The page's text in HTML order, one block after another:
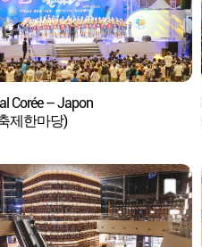
Corée – Japon
제한마당)